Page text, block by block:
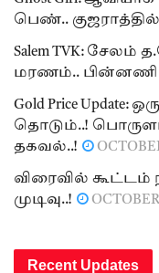
பெண்..
Salem TVK: சேலம்
மரணம்..
Gold Price
தொடும்..!
தகவல்..!
விரைவில் கூட்டம்
முடிவு..!
Recent Updates